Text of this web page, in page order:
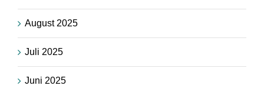
August 2025
Juli 2025
Juni 2025